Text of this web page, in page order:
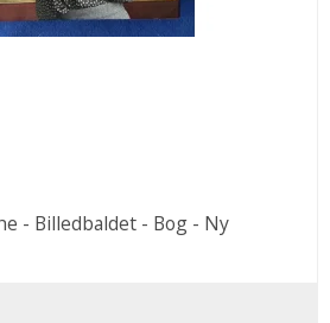
- Billedbaldet - Bog - Ny